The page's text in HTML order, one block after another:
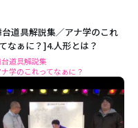
道具解説集／アナ学のこれ
なぁに？]4.人形とは？
道具解説集
学のこれってなぁに？